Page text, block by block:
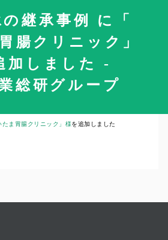
継承事例 に「
腸クリニック」
加しました -
総研グループ
いたま胃腸クリニック」様を追加しました
2021年7月2日
たま胃腸クリニック」様を追加しました